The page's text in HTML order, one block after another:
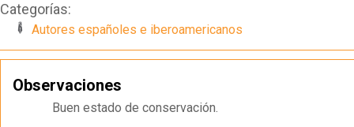
Categorías:
Autores españoles e iberoamericanos
Observaciones
Buen estado de conservación.